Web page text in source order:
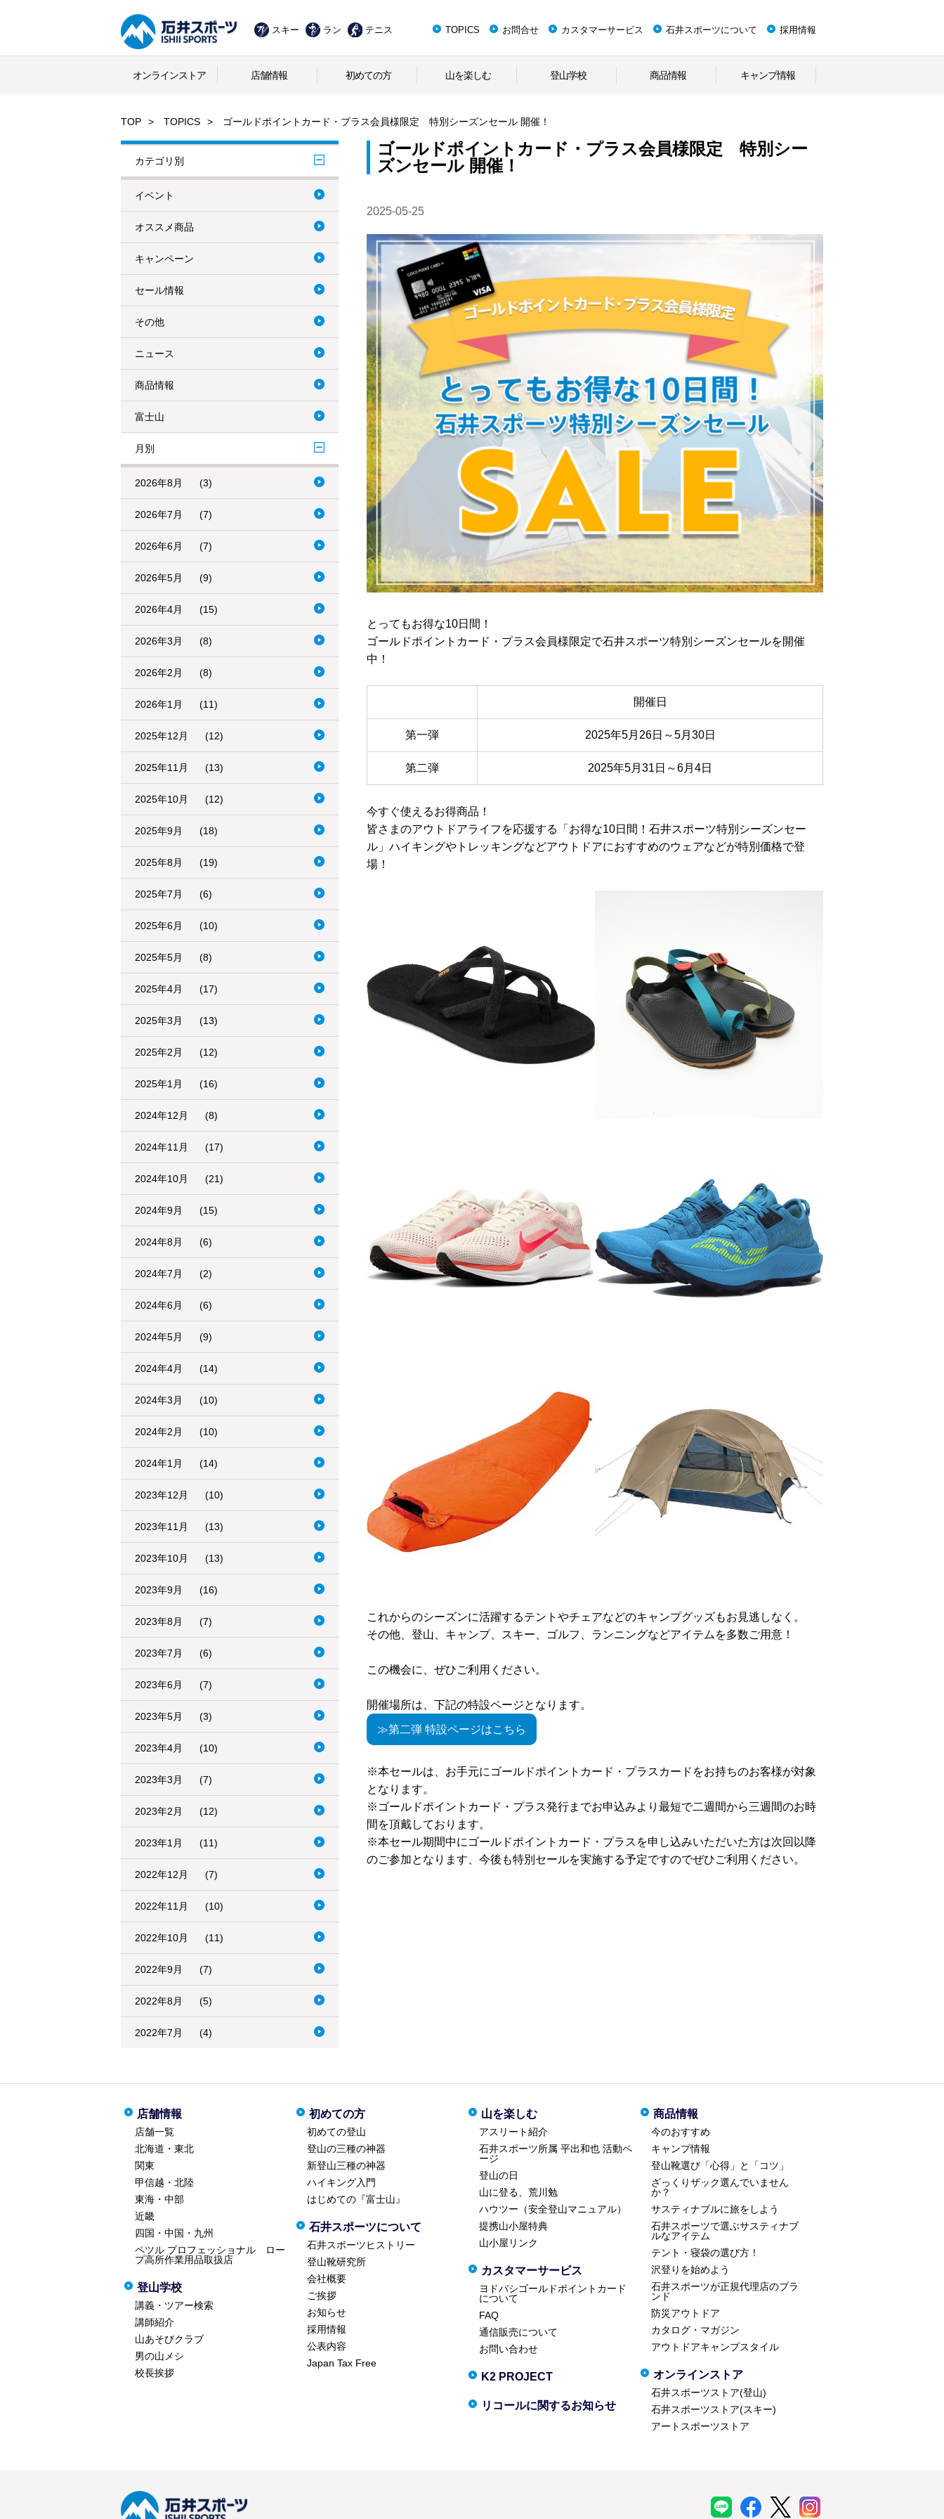
スキー ラン テニス TOPICS お問合せ カスタマーサービス 石井スポーツについて 採用情報
オンラインストア 店舗情報 初めての方 山を楽しむ 登山学校 商品情報 キャンプ情報
TOP TOPICS ゴールドポイントカード・プラス会員様限定 特別シーズンセール 開催！
カテゴリ別
イベント
オススメ商品
キャンペーン
セール情報
その他
ニュース
商品情報
富士山
月別
2026年8月 (3)
2026年7月 (7)
2026年6月 (7)
2026年5月 (9)
2026年4月 (15)
2026年3月 (8)
2026年2月 (8)
2026年1月 (11)
2025年12月 (12)
2025年11月 (13)
2025年10月 (12)
2025年9月 (18)
2025年8月 (19)
2025年7月 (6)
2025年6月 (10)
2025年5月 (8)
2025年4月 (17)
2025年3月 (13)
2025年2月 (12)
2025年1月 (16)
2024年12月 (8)
2024年11月 (17)
2024年10月 (21)
2024年9月 (15)
2024年8月 (6)
2024年7月 (2)
2024年6月 (6)
2024年5月 (9)
2024年4月 (14)
2024年3月 (10)
2024年2月 (10)
2024年1月 (14)
2023年12月 (10)
2023年11月 (13)
2023年10月 (13)
2023年9月 (16)
2023年8月 (7)
2023年7月 (6)
2023年6月 (7)
2023年5月 (3)
2023年4月 (10)
2023年3月 (7)
2023年2月 (12)
2023年1月 (11)
2022年12月 (7)
2022年11月 (10)
2022年10月 (11)
2022年9月 (7)
2022年8月 (5)
2022年7月 (4)
ゴールドポイントカード・プラス会員様限定 特別シー
ズンセール 開催！
2025-05-25
とってもお得な10日間！
ゴールドポイントカード・プラス会員様限定で石井スポーツ特別シーズンセールを開催
中！
開催日
第一弾 2025年5月26日～5月30日
第二弾 2025年5月31日～6月4日
今すぐ使えるお得商品！
皆さまのアウトドアライフを応援する「お得な10日間！石井スポーツ特別シーズンセー
ル」ハイキングやトレッキングなどアウトドアにおすすめのウェアなどが特別価格で登
場！
これからのシーズンに活躍するテントやチェアなどのキャンプグッズもお見逃しなく。
その他、登山、キャンプ、スキー、ゴルフ、ランニングなどアイテムを多数ご用意！
この機会に、ぜひご利用ください。
開催場所は、下記の特設ページとなります。
≫第二弾 特設ページはこちら
※本セールは、お手元にゴールドポイントカード・プラスカードをお持ちのお客様が対象
となります。
※ゴールドポイントカード・プラス発行までお申込みより最短で二週間から三週間のお時
間を頂戴しております。
※本セール期間中にゴールドポイントカード・プラスを申し込みいただいた方は次回以降
のご参加となります、今後も特別セールを実施する予定ですのでぜひご利用ください。
店舗情報
店舗一覧
北海道・東北
関東
甲信越・北陸
東海・中部
近畿
四国・中国・九州
ペツル プロフェッショナル ロー
プ高所作業用品取扱店
登山学校
講義・ツアー検索
講師紹介
山あそびクラブ
男の山メシ
校長挨拶
初めての方
初めての登山
登山の三種の神器
新登山三種の神器
ハイキング入門
はじめての『富士山』
石井スポーツについて
石井スポーツヒストリー
登山靴研究所
会社概要
ご挨拶
お知らせ
採用情報
公表内容
Japan Tax Free
山を楽しむ
アスリート紹介
石井スポーツ所属 平出和也 活動ペ
ージ
登山の日
山に登る、荒川勉
ハウツー（安全登山マニュアル）
提携山小屋特典
山小屋リンク
カスタマーサービス
ヨドバシゴールドポイントカード
について
FAQ
通信販売について
お問い合わせ
K2 PROJECT
リコールに関するお知らせ
商品情報
今のおすすめ
キャンプ情報
登山靴選び「心得」と「コツ」
ざっくりザック選んでいません
か？
サスティナブルに旅をしよう
石井スポーツで選ぶサスティナブ
ルなアイテム
テント・寝袋の選び方！
沢登りを始めよう
石井スポーツが正規代理店のブラ
ンド
防災アウトドア
カタログ・マガジン
アウトドアキャンプスタイル
オンラインストア
石井スポーツストア(登山)
石井スポーツストア(スキー)
アートスポーツストア